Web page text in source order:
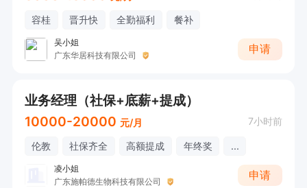
容桂 晋升快 全勤福利 餐补
吴小姐
广东华居科技有限公司
申请
业务经理（社保+底薪+提成）
10000-20000 元/月 7小时前
伦教 社保齐全 高额提成 年终奖 ...
凌小姐
广东施帕德生物科技有限公司
申请